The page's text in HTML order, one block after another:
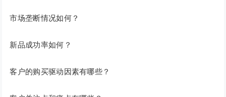
市场垄断情况如何？
新品成功率如何？
客户的购买驱动因素有哪些？